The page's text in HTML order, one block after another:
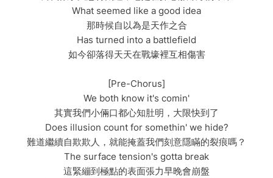
What seemed like a good idea
那時候自以為是天作之合
Has turned into a battlefield
如今卻落得天天在戰壕裡互相傷害
[Pre-Chorus]
We both know it's comin'
其實我們小倆口都心知肚明，大限快到了
Does illusion count for somethin' we hide?
難道繼續自欺欺人，就能掩蓋我們刻意隱瞞的裂痕嗎？
The surface tension's gotta break
這緊繃到極點的表面張力早晚會崩盤